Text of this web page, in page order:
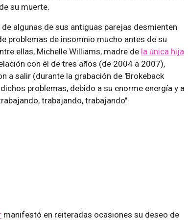
su muerte.
algunas de sus antiguas parejas desmienten
problemas de insomnio mucho antes de su
ellas, Michelle Williams, madre de la única hija
con él de tres años (de 2004 a 2007),
a salir (durante la grabación de 'Brokeback
problemas, debido a su enorme energía y a
trabajando, trabajando".
manifestó en reiteradas ocasiones su deseo de